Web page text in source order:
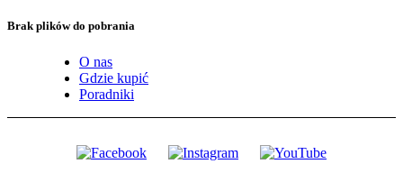
Brak plików do pobrania
O nas
Gdzie kupić
Poradniki